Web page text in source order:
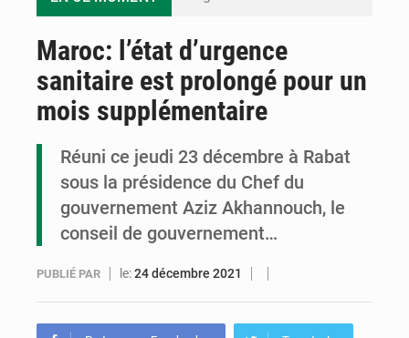
Congo : la Grande foire agricole pour renforcer la souveraineté alimentaire
Le Congo se dote d’un programme national pour valoriser les produits forestiers non ligneux
Maroc: l’état d’urgence
sanitaire est prolongé pour un
mois supplémentaire
Réuni ce jeudi 23 décembre à Rabat
sous la présidence du Chef du
gouvernement Aziz Akhannouch, le
conseil de gouvernement…
PUBLIÉ PAR le:24 décembre 2021